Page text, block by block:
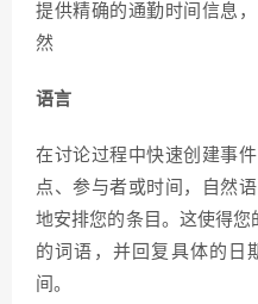
提供精确的通勤时间信息
然
语言
在讨论过程中快速创建事
点、参与者或时间，自然
地安排您的条目。这使得您
的词语，并回复具体的日
间。